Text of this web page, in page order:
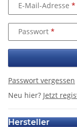
E-Mail-Adresse
Passwort
Passwort vergessen
Neu hier? Jetzt
Hersteller